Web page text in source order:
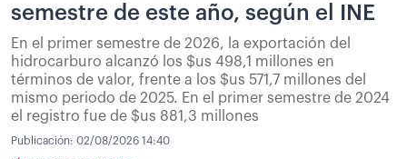
semestre de este año, según el INE
En el primer semestre de 2026, la exportación del
hidrocarburo alcanzó los $us 498,1 millones en
términos de valor, frente a los $us 571,7 millones del
mismo periodo de 2025. En el primer semestre de 2024
el registro fue de $us 881,3 millones
Publicación: 02/08/2026 14:40